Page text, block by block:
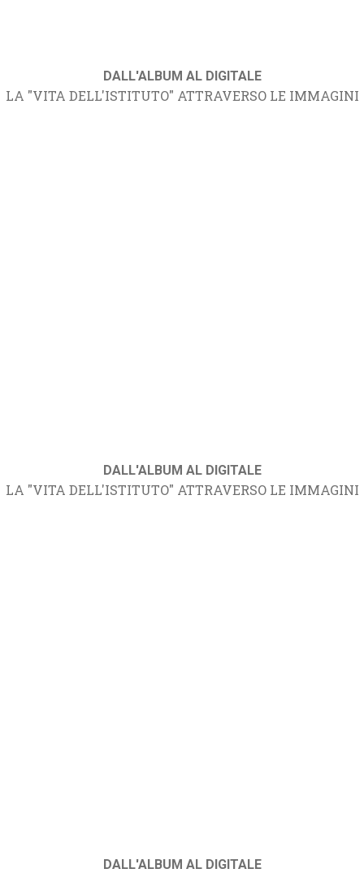
DALL'ALBUM AL DIGITALE
LA "VITA DELL'ISTITUTO" ATTRAVERSO LE IMMAGINI
DALL'ALBUM AL DIGITALE
LA "VITA DELL'ISTITUTO" ATTRAVERSO LE IMMAGINI
DALL'ALBUM AL DIGITALE